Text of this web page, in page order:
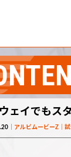
ウェイでもス
アルビムービーZ